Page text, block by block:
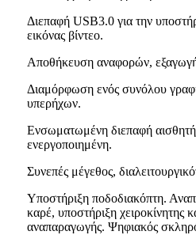
Διεπαφή USB3.0 για την
εικόνας βίντεο.
Αποθήκευση αναφορών,
Διαμόρφωση ενός συνόλου
υπερήχων.
Ενσωματωμένη διεπαφή
ενεργοποιημένη.
Συνεπές μέγεθος,
Υποστήριξη ποδοδιακόπτη.
καρέ, υποστήριξη χειροκίνητης
αναπαραγωγής. Ψηφιακός